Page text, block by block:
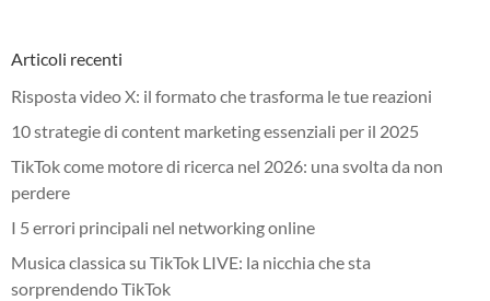
Articoli recenti
Risposta video X: il formato che trasforma le tue reazioni
10 strategie di content marketing essenziali per il 2025
TikTok come motore di ricerca nel 2026: una svolta da non
perdere
I 5 errori principali nel networking online
Musica classica su TikTok LIVE: la nicchia che sta
sorprendendo TikTok